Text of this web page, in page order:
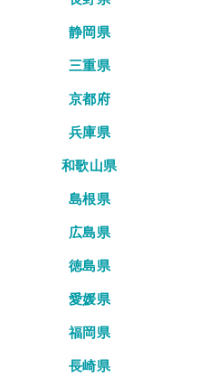
静岡県
三重県
京都府
兵庫県
和歌山県
島根県
広島県
徳島県
愛媛県
福岡県
長崎県